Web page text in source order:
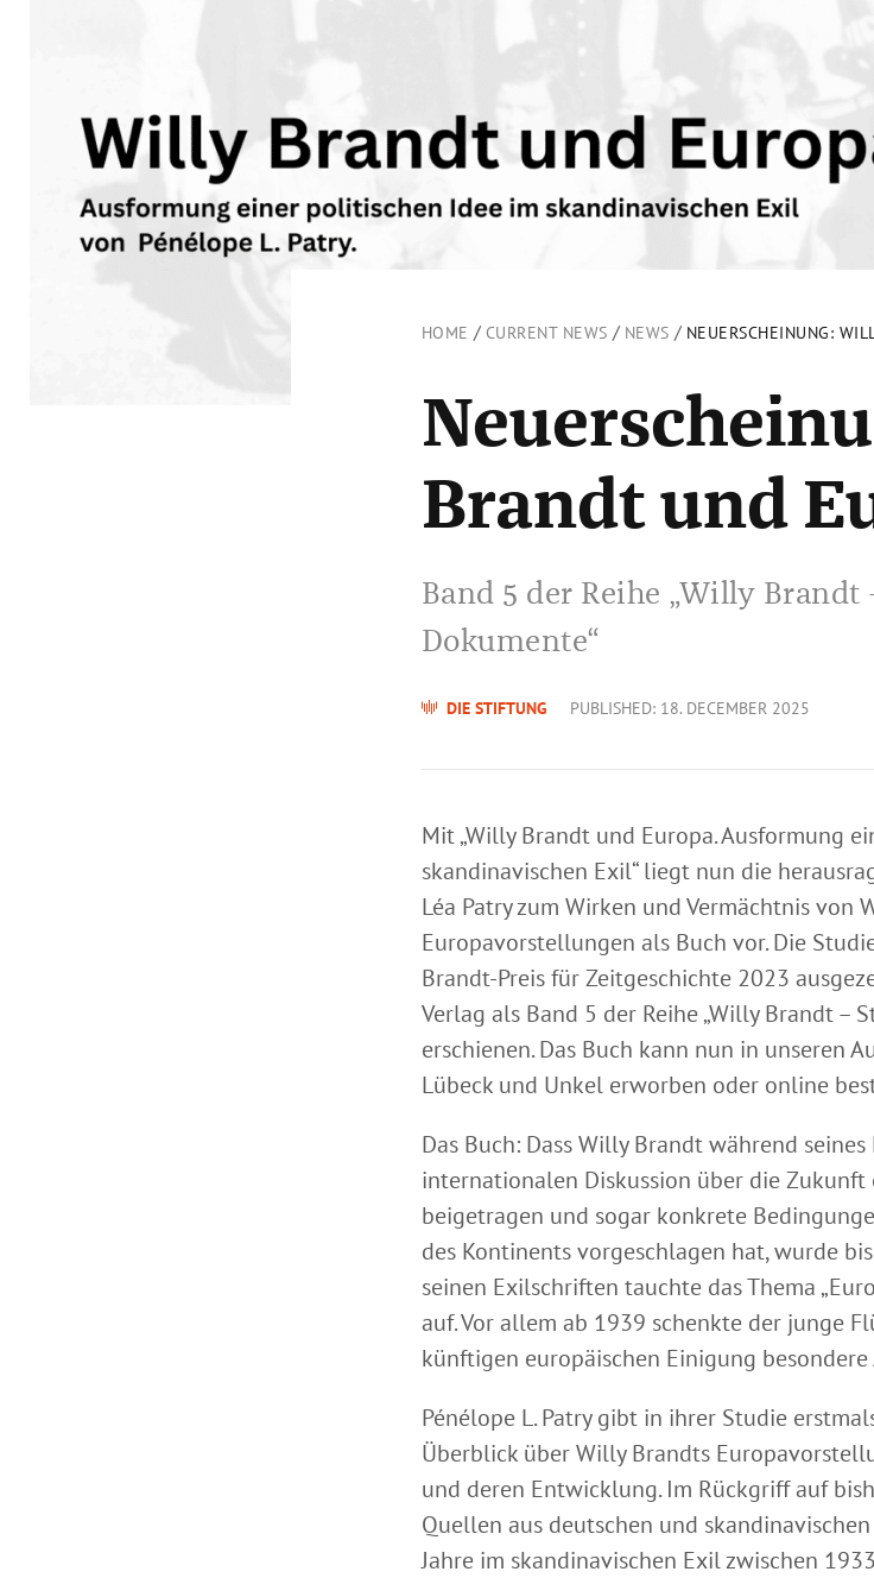
HOME / CURRENT NEWS / NEWS / NEUERSCHEINUNG:
Brandt und
Band 5 der Reihe „Willy
Dokumente“
DIE STIFTUNG PUBLISHED: 18. DECEMBER 2025
Mit „Willy Brandt und Europa. Ausformung
skandinavischen Exil“ liegt nun die
Léa Patry zum Wirken und Vermächtnis von
Europavorstellungen als Buch vor. Die
Brandt-Preis für Zeitgeschichte 2023
Verlag als Band 5 der Reihe „Willy Brandt –
erschienen. Das Buch kann nun in unseren
Lübeck und Unkel erworben oder online
Das Buch: Dass Willy Brandt während
internationalen Diskussion über die Zukunft
beigetragen und sogar konkrete
des Kontinents vorgeschlagen hat, wurde
seinen Exilschriften tauchte das Thema
auf. Vor allem ab 1939 schenkte der junge
künftigen europäischen Einigung
Pénélope L. Patry gibt in ihrer Studie
Überblick über Willy Brandts
und deren Entwicklung. Im Rückgriff auf
Quellen aus deutschen und
Jahre im skandinavischen Exil zwischen